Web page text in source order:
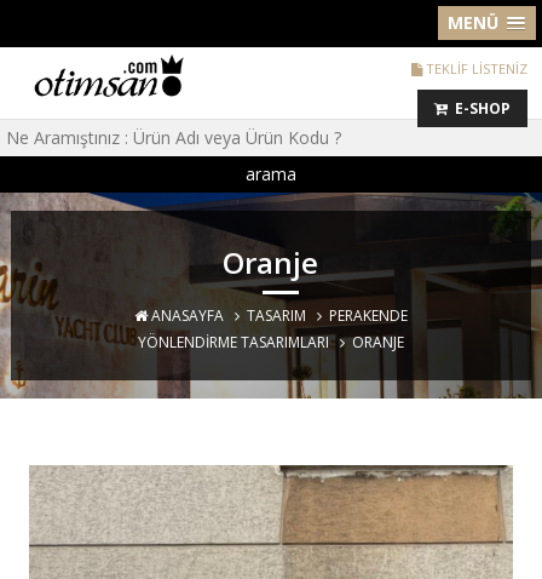
MENÜ
TEKLİF LİSTENİZ
E-SHOP
arama
Oranje
ANASAYFA TASARIM
PERAKENDE
YÖNLENDIRME TASARIMLARI
ORANJE